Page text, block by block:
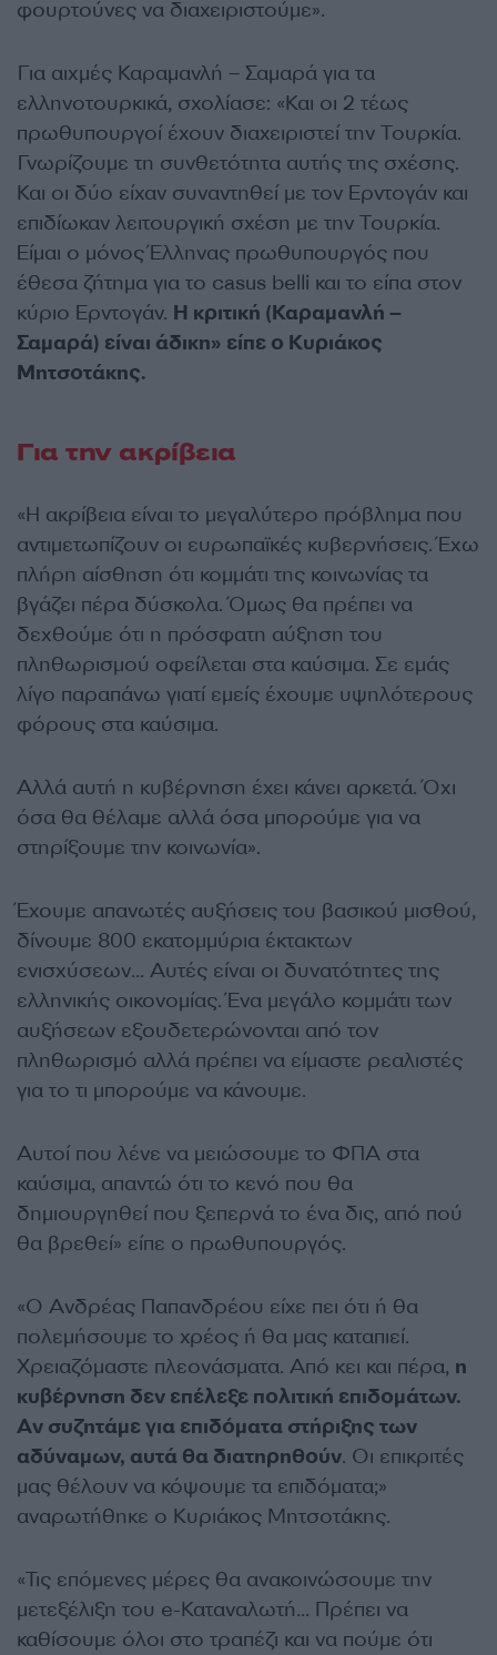
φουρτούνες να διαχειριστούμε».
Για αιχμές Καραμανλή – Σαμαρά για τα
ελληνοτουρκικά, σχολίασε: «Και οι 2 τέως
πρωθυπουργοί έχουν διαχειριστεί την Τουρκία.
Γνωρίζουμε τη συνθετότητα αυτής της σχέσης.
Και οι δύο είχαν συναντηθεί με τον Ερντογάν και
επιδίωκαν λειτουργική σχέση με την Τουρκία.
Είμαι ο μόνος Έλληνας πρωθυπουργός που
έθεσα ζήτημα για το casus belli και το είπα στον
κύριο Ερντογάν. Η κριτική (Καραμανλή –
Σαμαρά) είναι άδικη» είπε ο Κυριάκος
Μητσοτάκης.
Για την ακρίβεια
«Η ακρίβεια είναι το μεγαλύτερο πρόβλημα που
αντιμετωπίζουν οι ευρωπαϊκές κυβερνήσεις. Έχω
πλήρη αίσθηση ότι κομμάτι της κοινωνίας τα
βγάζει πέρα δύσκολα. Όμως θα πρέπει να
δεχθούμε ότι η πρόσφατη αύξηση του
πληθωρισμού οφείλεται στα καύσιμα. Σε εμάς
λίγο παραπάνω γιατί εμείς έχουμε υψηλότερους
φόρους στα καύσιμα.
Αλλά αυτή η κυβέρνηση έχει κάνει αρκετά. Όχι
όσα θα θέλαμε αλλά όσα μπορούμε για να
στηρίξουμε την κοινωνία».
Έχουμε απανωτές αυξήσεις του βασικού μισθού,
δίνουμε 800 εκατομμύρια έκτακτων
ενισχύσεων… Αυτές είναι οι δυνατότητες της
ελληνικής οικονομίας. Ένα μεγάλο κομμάτι των
αυξήσεων εξουδετερώνονται από τον
πληθωρισμό αλλά πρέπει να είμαστε ρεαλιστές
για το τι μπορούμε να κάνουμε.
Αυτοί που λένε να μειώσουμε το ΦΠΑ στα
καύσιμα, απαντώ ότι το κενό που θα
δημιουργηθεί που ξεπερνά το ένα δις, από πού
θα βρεθεί» είπε ο πρωθυπουργός.
«Ο Ανδρέας Παπανδρέου είχε πει ότι ή θα
πολεμήσουμε το χρέος ή θα μας καταπιεί.
Χρειαζόμαστε πλεονάσματα. Από κει και πέρα, η
κυβέρνηση δεν επέλεξε πολιτική επιδομάτων.
Αν συζητάμε για επιδόματα στήριξης των
αδύναμων, αυτά θα διατηρηθούν. Οι επικριτές
μας θέλουν να κόψουμε τα επιδόματα;»
αναρωτήθηκε ο Κυριάκος Μητσοτάκης.
«Τις επόμενες μέρες θα ανακοινώσουμε την
μετεξέλιξη του e-Καταναλωτή… Πρέπει να
καθίσουμε όλοι στο τραπέζι και να πούμε ότι